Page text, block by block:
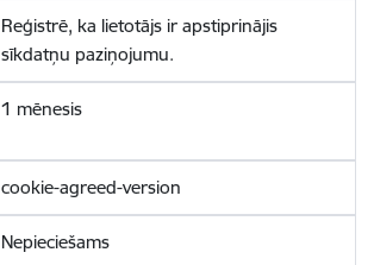
Reģistrē, ka lietotājs ir apstiprinājis
sīkdatņu paziņojumu.
1 mēnesis
cookie-agreed-version
Nepieciešams